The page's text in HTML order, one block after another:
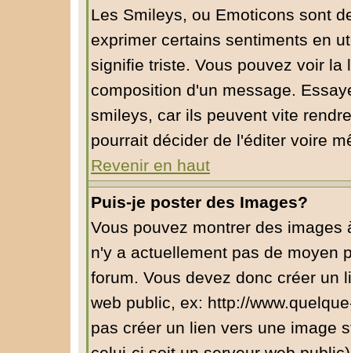
Les Smileys, ou Emoticons sont
exprimer certains sentiments en
signifie triste. Vous pouvez voir
composition d'un message.
smileys, car ils peuvent vite
pourrait décider de l'éditer voire
Revenir en haut
Puis-je poster des Images?
Vous pouvez montrer des
n'y a actuellement pas de moyen
forum. Vous devez donc créer un
web public, ex: http://
pas créer un lien vers une image